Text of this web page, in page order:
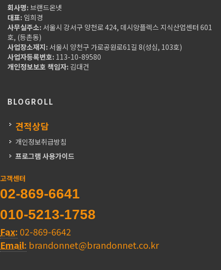
회사명: 브랜드온넷
대표: 임희경
사무실주소: 서울시 강서구 양천로 424, 데시앙플렉스 지식산업센터 601
호, (등촌동)
사업장소재지: 서울시 양천구 가로공원로61길 8(성심, 103호)
사업자등록번호: 113-10-89580
개인정보보호 책임자: 김대건
BLOGROLL
견적상담
개인정보취급방침
프로그램 사용가이드
고객센터
02-869-6641
010-5213-1758
Fax: 02-869-6642
Email: brandonnet@brandonnet.co.kr